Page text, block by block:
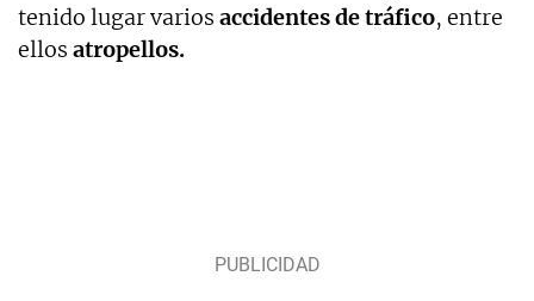
tenido lugar varios accidentes de tráfico, entre
ellos atropellos.